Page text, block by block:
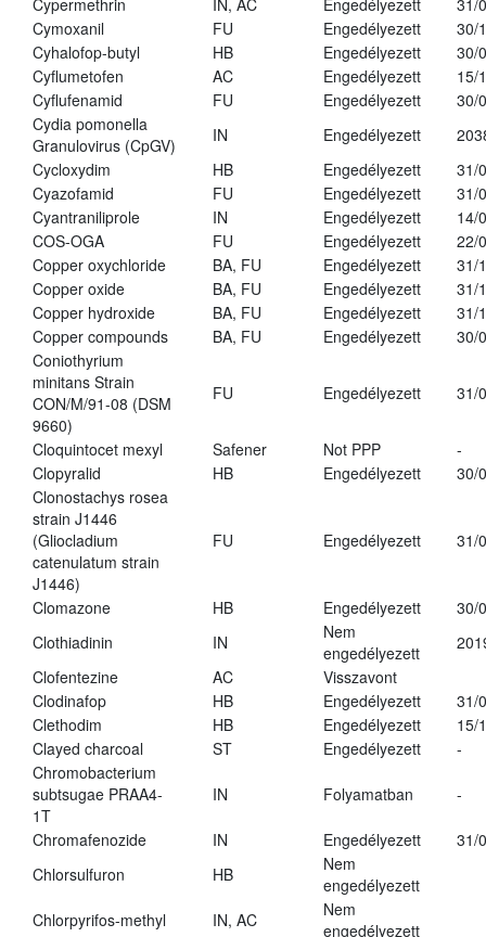
Cypermethrin
IN, AC Engedélyezett
31/
Cymoxanil
FU Engedélyezett
30/
Cyhalofop-butyl
HB Engedélyezett
30/
Cyflumetofen
AC Engedélyezett
15/
Cyflufenamid
FU Engedélyezett
30/
Cydia pomonella
Granulovirus (CpGV)
IN Engedélyezett
Cycloxydim
HB Engedélyezett
31/
Cyazofamid
FU Engedélyezett
31/
Cyantraniliprole
IN Engedélyezett
14/
COS-OGA
FU Engedélyezett
22/
Copper oxychloride
BA, FU Engedélyezett
31/
Copper oxide
BA, FU Engedélyezett
31/
Copper hydroxide
BA, FU Engedélyezett
31/
Copper compounds
BA, FU Engedélyezett
30/
Coniothyrium
minitans Strain
CON/M/91-08 (DSM
9660)
FU Engedélyezett 31/
Cloquintocet mexyl Safener Not PPP
-
Clopyralid
HB Engedélyezett
30/
Clonostachys rosea
strain J1446
(Gliocladium
catenulatum strain
J1446)
FU Engedélyezett 31/
Clomazone HB Engedélyezett
30/
Clothiadinin
IN
Nem
engedélyezett
Clofentezine
AC
Visszavont
Clodinafop
HB Engedélyezett
31/
Clethodim
HB Engedélyezett
15/
Clayed charcoal
ST Engedélyezett
-
Chromobacterium
subtsugae PRAA4-
1T
IN Folyamatban -
Chromafenozide IN Engedélyezett
31/
Chlorsulfuron
HB
Nem
engedélyezett
Chlorpyrifos-methyl
IN, AC
Nem
engedélyezett